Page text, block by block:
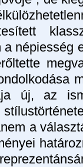
népiesség
új, az
a